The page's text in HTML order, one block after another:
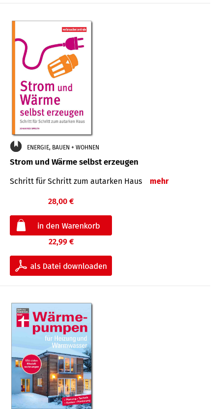
ENERGIE, BAUEN + WOHNEN
Strom und Wärme selbst erzeugen
Schritt für Schritt zum autarken Haus mehr
28,00 €
22,99 €